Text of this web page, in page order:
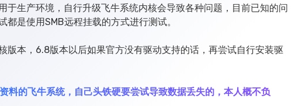
于生产环境，自行升级飞牛系统内核会导致各种问题，目前已知的问
是使用SMB远程挂载的方式进行测试。
版本，6.8版本以后如果官方没有驱动支持的话，再尝试自行安装驱
料的飞牛系统，自己头铁硬要尝试导致数据丢失的，本人概不负